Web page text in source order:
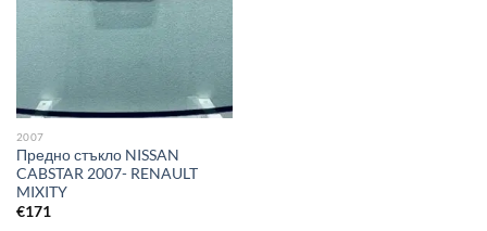
2007
Предно стъкло NISSAN
CABSTAR 2007- RENAULT
MIXITY
€171